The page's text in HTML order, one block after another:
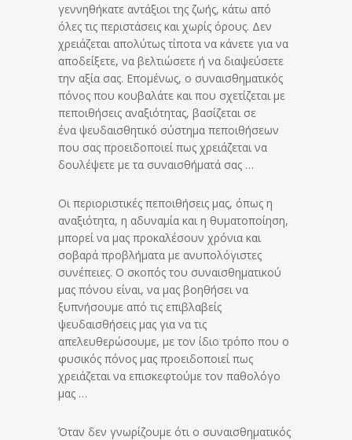
γεννηθήκατε αντάξιοι της ζωής, κάτω από
όλες τις περιστάσεις και χωρίς όρους. Δεν
χρειάζεται απολύτως τίποτα να κάνετε για να
αποδείξετε, να βελτιώσετε ή να διαψεύσετε
την αξία σας. Επομένως, ο συναισθηματικός
πόνος που κουβαλάτε και που σχετίζεται με
πεποιθήσεις αναξιότητας, βασίζεται σε
ένα ψευδαισθητικό σύστημα πεποιθήσεων
που σας προειδοποιεί πως χρειάζεται να
δουλέψετε με τα συναισθήματά σας …
Οι περιοριστικές πεποιθήσεις μας, όπως η
αναξιότητα, η αδυναμία και η θυματοποίηση,
μπορεί να μας προκαλέσουν χρόνια και
σοβαρά προβλήματα με ανυπολόγιστες
συνέπειες. Ο σκοπός του συναισθηματικού
μας πόνου είναι, να μας βοηθήσει να
ξυπνήσουμε από τις επιβλαβείς
ψευδαισθήσεις μας για να τις
απελευθερώσουμε, με τον ίδιο τρόπο που ο
φυσικός πόνος μας προειδοποιεί πως
χρειάζεται να επισκεφτούμε τον παθολόγο
μας …
Όταν δεν γνωρίζουμε ότι ο συναισθηματικός